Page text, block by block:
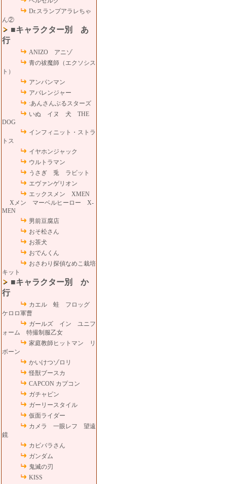
Dr.スランプアラレちゃ
ん②
■キャラクター別 あ
行
ANIZO アニゾ
青の祓魔師（エクソシス
ト）
アンパンマン
アバレンジャー
:あんさんぶるスターズ
いぬ イヌ 犬 THE
DOG
インフィニット・ストラ
トス
イヤホンジャック
ウルトラマン
うさぎ 兎 ラビット
エヴァンゲリオン
エックスメン XMEN
Xメン マーベルヒーロー X-
MEN
男前豆腐店
おそ松さん
お茶犬
おでんくん
おさわり探偵なめこ栽培
キット
■キャラクター別 か
行
カエル 蛙 フロッグ
ケロロ軍曹
ガールズ イン ユニフ
ォーム 特撮制服乙女
家庭教師ヒットマン リ
ボーン
かいけつゾロリ
怪獣ブースカ
CAPCON カプコン
ガチャピン
ガーリースタイル
仮面ライダー
カメラ 一眼レフ 望遠
鏡
カピバラさん
ガンダム
鬼滅の刃
KISS